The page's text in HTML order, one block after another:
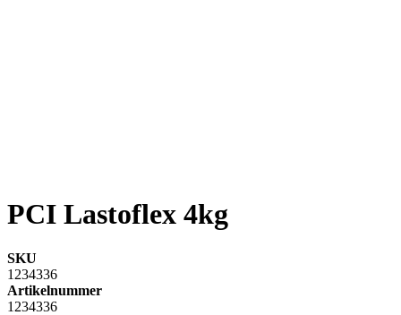
PCI Lastoflex 4kg
SKU
1234336
Artikelnummer
1234336